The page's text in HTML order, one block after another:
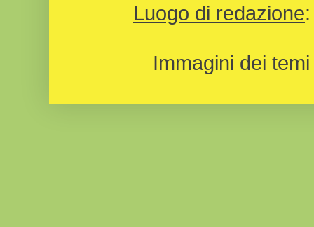
Luogo di redazione
Immagini dei